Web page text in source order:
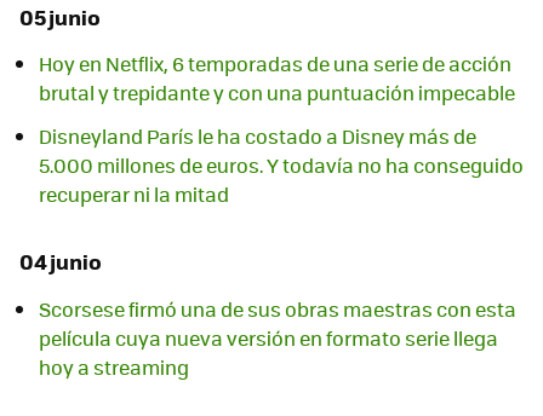
05 junio
Hoy en Netflix, 6 temporadas de una serie de acción
brutal y trepidante y con una puntuación impecable
Disneyland París le ha costado a Disney más de
5.000 millones de euros. Y todavía no ha conseguido
recuperar ni la mitad
04 junio
Scorsese firmó una de sus obras maestras con esta
película cuya nueva versión en formato serie llega
hoy a streaming